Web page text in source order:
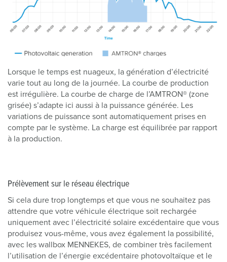
Lorsque le temps est nuageux, la génération d’électricité
varie tout au long de la journée. La courbe de production
est irrégulière. La courbe de charge de l’AMTRON® (zone
grisée) s’adapte ici aussi à la puissance générée. Les
variations de puissance sont automatiquement prises en
compte par le système. La charge est équilibrée par rapport
à la production.
Prélèvement sur le réseau électrique
Si cela dure trop longtemps et que vous ne souhaitez pas
attendre que votre véhicule électrique soit rechargée
uniquement avec l’électricité solaire excédentaire que vous
produisez vous-même, vous avez également la possibilité,
avec les wallbox MENNEKES, de combiner très facilement
l’utilisation de l’énergie excédentaire photovoltaïque et le